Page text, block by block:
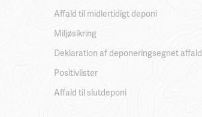
Affald til midlertidigt deponi
Miljøsikring
Deklaration af deponeringsegnet affald
Positivlister
Affald til slutdeponi